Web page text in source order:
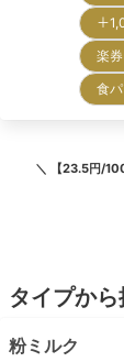
＋
楽
食
＼ 【23.5円/
タイプか
粉ミルク